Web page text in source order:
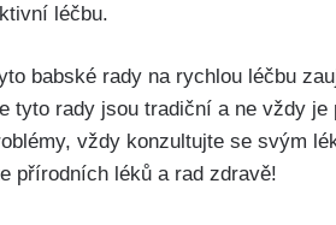
léčbu.
⁣babské rady na⁤ rychlou léčbu​
tyto rady jsou tradiční a ne vždy
vždy konzultujte se svým
přírodních léků a rad zdravě!